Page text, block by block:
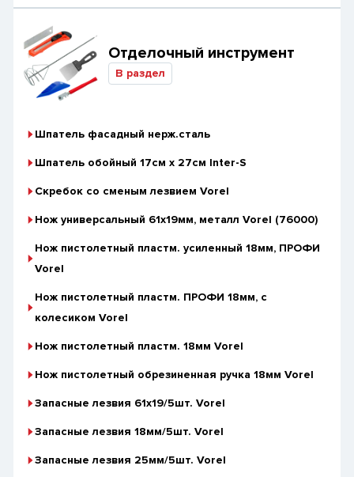
Отделочный инструмент
В раздел
Шпатель фасадный нерж.сталь
Шпатель обойный 17см х 27см Inter-S
Скребок со сменым лезвием Vorel
Нож универсальный 61х19мм, металл Vorel (76000)
Нож пистолетный пластм. усиленный 18мм, ПРОФИ
Vorel
Нож пистолетный пластм. ПРОФИ 18мм, с
колесиком Vorel
Нож пистолетный пластм. 18мм Vorel
Нож пистолетный обрезиненная ручка 18мм Vorel
Запасные лезвия 61х19/5шт. Vorel
Запасные лезвия 18мм/5шт. Vorel
Запасные лезвия 25мм/5шт. Vorel